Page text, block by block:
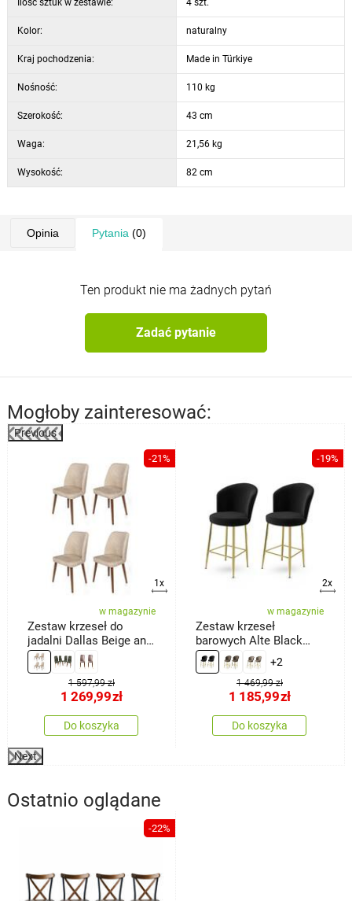
Ilość sztuk w zestawie: 4 szt.
Kolor: naturalny
Kraj pochodzenia: Made in Türkiye
Nośność: 110 kg
Szerokość: 43 cm
Waga: 21,56 kg
Wysokość: 82 cm
Opinia Pytania (0)
Ten produkt nie ma żadnych pytań
Zadać pytanie
Mogłoby zainteresować:
Previous
-21%
1x
w magazynie
Zestaw krzeseł do
jadalni Dallas Beige and
Brown, 4 szt.
1 597,99 zł
1 269,99zł
Do koszyka
-19%
2x
w magazynie
Zestaw krzeseł
barowych Alte Black
and Gold, 2 szt.+2
1 469,99 zł
1 185,99zł
Do koszyka
Next
Ostatnio oglądane
-22%